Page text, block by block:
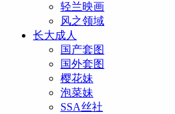
轻兰映画
风之领域
长大成人
国产套图
国外套图
樱花妹
泡菜妹
SSA丝社